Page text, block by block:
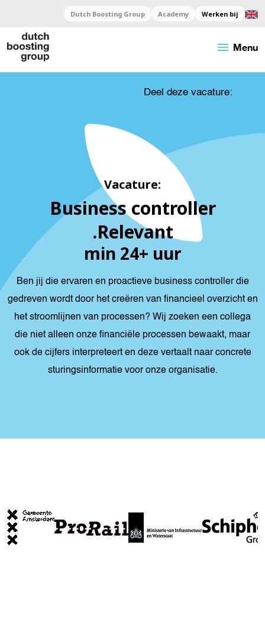
Dutch Boosting Group Academy Werken bij
menu Menu
Deel deze vacature:
Vacature:
Business controller
.Relevant
min 24+ uur
Ben jij die ervaren en proactieve business controller die
gedreven wordt door het creëren van financieel overzicht en
het stroomlijnen van processen? Wij zoeken een collega
die niet alleen onze financiële processen bewaakt, maar
ook de cijfers interpreteert en deze vertaalt naar concrete
sturingsinformatie voor onze organisatie.